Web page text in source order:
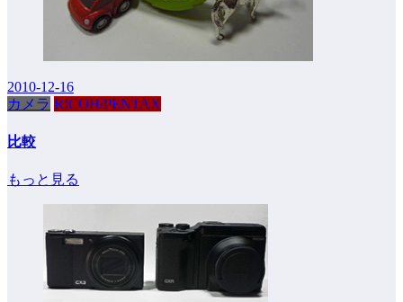
2010-12-16
カメラ RICOH/PENTAX
比較
もっと見る